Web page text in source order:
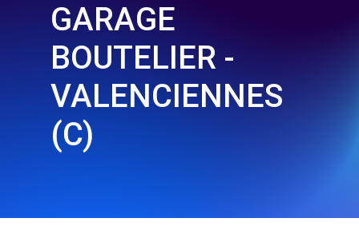
GARAGE
BOUTELIER -
VALENCIENNES
(C)